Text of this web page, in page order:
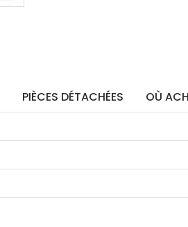
PIÈCES DÉTACHÉES OÙ